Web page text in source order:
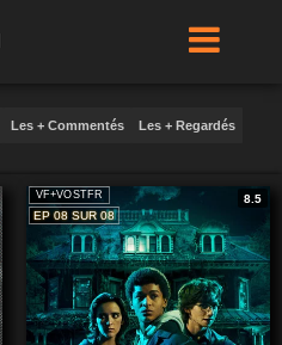
Les + Commentés Les + Regardés
VF+VOSTFR
8.5
EP 08 SUR 08